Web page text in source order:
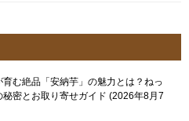
む絶品「安納芋」の魅力とは？ねっ
秘密とお取り寄せガイド 2026年8月7